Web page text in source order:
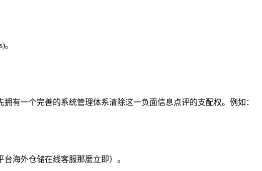
有一个完善的系统管理体系清除这一负面信息点评的支配权。例如：
海外仓储在线客服那麼立即）。